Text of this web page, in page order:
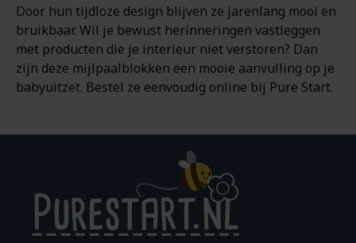
Door hun tijdloze design blijven ze jarenlang mooi en
bruikbaar. Wil je bewust herinneringen vastleggen
met producten die je interieur niet verstoren? Dan
zijn deze mijlpaalblokken een mooie aanvulling op je
babyuitzet. Bestel ze eenvoudig online bij Pure Start.